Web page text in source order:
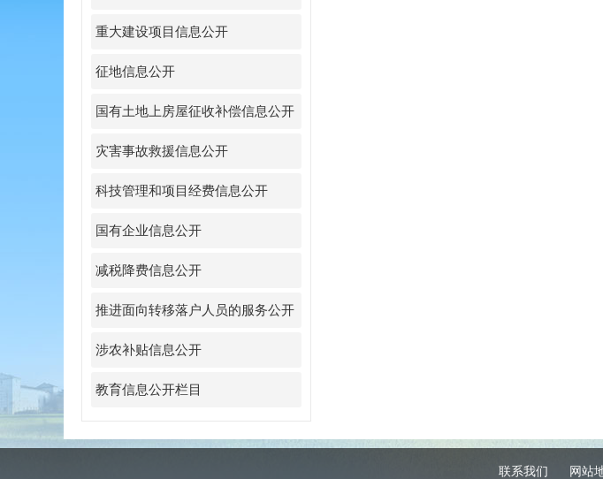
重大建设项目信息公开
征地信息公开
国有土地上房屋征收补偿信息公开
灾害事故救援信息公开
科技管理和项目经费信息公开
国有企业信息公开
减税降费信息公开
推进面向转移落户人员的服务公开
涉农补贴信息公开
教育信息公开栏目
联系我们 网站